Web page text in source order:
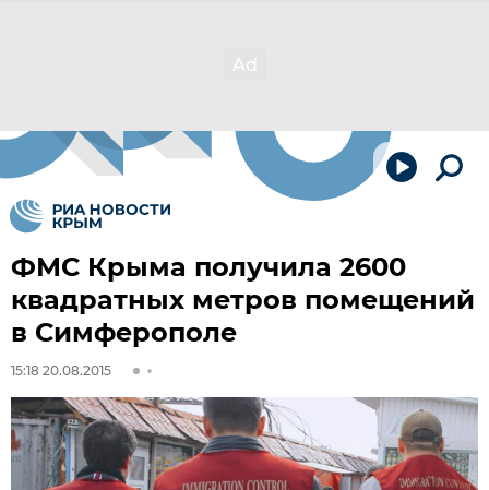
ФМС Крыма получила 2600
квадратных метров помещений
в Симферополе
15:18 20.08.2015